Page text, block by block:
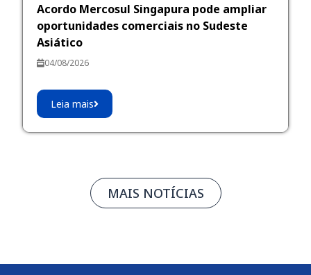
Acordo Mercosul Singapura pode ampliar
oportunidades comerciais no Sudeste
Asiático
04/08/2026
Leia mais
MAIS NOTÍCIAS